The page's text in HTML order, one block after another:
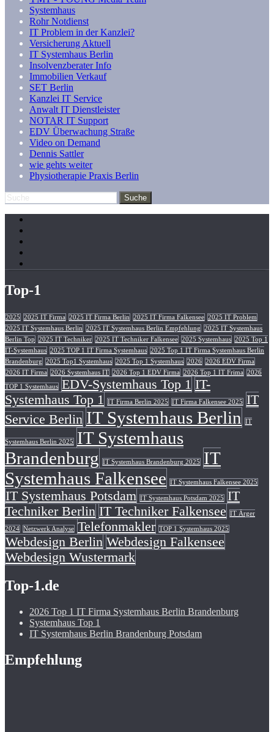
Systemhaus
Rohr Notdienst
IT Problem in der Kanzlei?
Versicherung Aktuell
IT Systemhaus Berlin
Insolvenzberater Info
Immobilien Verkauf
SET Berlin
Kanzlei IT Service
Anwalt IT Dienstleister
NOTAR IT Support
EDV Überwachung Straße
Video on Demand
Dennis Sattler
wie gehts weiter
Physiotherapie Praxis Berlin
Top-1
2025 2025 IT Firma 2025 IT Firma Berlin 2025 IT Firma Falkensee 2025 IT Problem
2025 IT Systemhaus Berlin
2025 IT Systemhaus Berlin Empfehlung
2025 IT Systemhaus
Berlin Top
2025 IT Techniker 2025 IT Techniker Falkensee 2025 Systemhaus 2025 Top 1
IT-Systemhaus 2025 TOP 1 IT Firma Systemhaus 2025 Top 1 IT Firma Systemhaus Berlin
Brandenburg
2025 Top1 Systemhaus 2025 Top 1 Systemhaus 2026 2026 EDV Firma
2026 IT Firma
2026 Systemhaus IT 2026 Top 1 EDV Firma 2026 Top 1 IT Frima 2026
TOP 1 Systemhaus EDV-Systemhaus Top 1 IT-
Systemhaus Top 1
IT Firma Berlin 2025 IT Firma Falkensee 2025
IT
Service Berlin IT Systemhaus Berlin IT
Systemhaus Berlin 2025
IT Systemhaus
Brandenburg
IT Systemhaus Brandenburg 2025
IT
Systemhaus Falkensee
IT Systemhaus Falkensee 2025
IT Systemhaus Potsdam IT Systemhaus Potsdam 2025
IT
Techniker Berlin IT Techniker Falkensee IT Ärger
2024 Netzwerk Analyse Telefonmakler TOP 1 Systemhaus 2025
Webdesign Berlin Webdesign Falkensee
Webdesign Wustermark
Top-1.de
2026 Top 1 IT Firma Systemhaus Berlin Brandenburg
Systemhaus Top 1
IT Systemhaus Berlin Brandenburg Potsdam
Empfehlung